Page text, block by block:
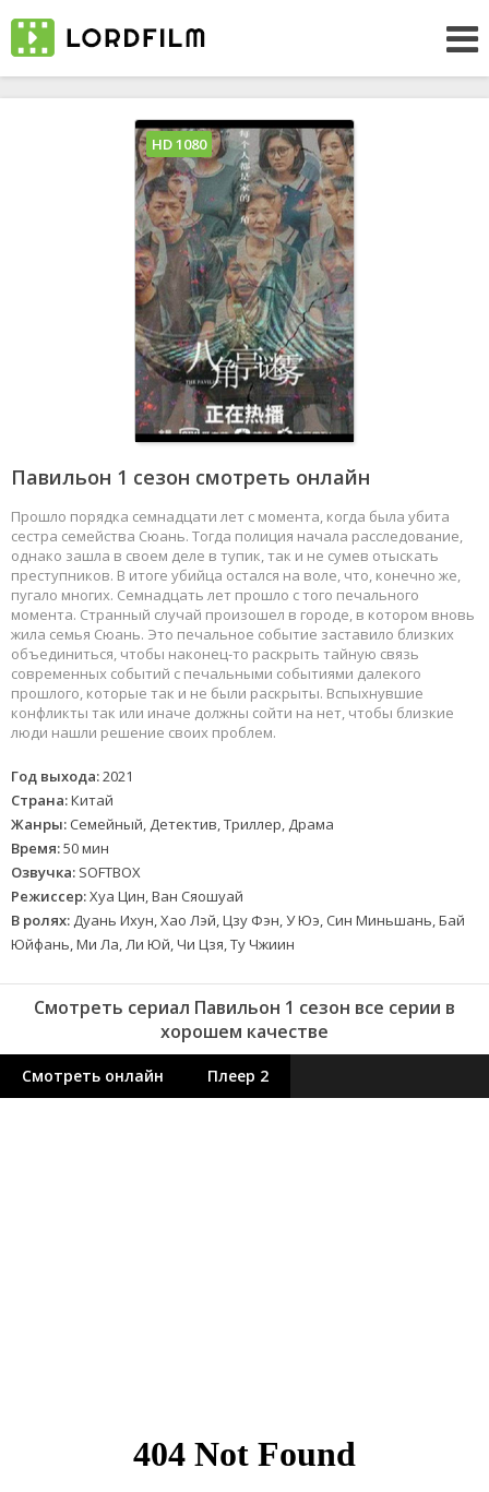
Павильон 1 сезон смотреть онлайн
Прошло порядка семнадцати лет с момента, когда была убита
сестра семейства Сюань. Тогда полиция начала расследование,
однако зашла в своем деле в тупик, так и не сумев отыскать
преступников. В итоге убийца остался на воле, что, конечно же,
пугало многих. Семнадцать лет прошло с того печального
момента. Странный случай произошел в городе, в котором вновь
жила семья Сюань. Это печальное событие заставило близких
объединиться, чтобы наконец-то раскрыть тайную связь
современных событий с печальными событиями далекого
прошлого, которые так и не были раскрыты. Вспыхнувшие
конфликты так или иначе должны сойти на нет, чтобы близкие
люди нашли решение своих проблем.
Год выхода:2021
Страна:Китай
Жанры: Семейный, Детектив, Триллер, Драма
Время:50 мин
Озвучка: SOFTBOX
Режиссер:Хуа Цин, Ван Сяошуай
В ролях: Дуань Ихун, Хао Лэй, Цзу Фэн, У Юэ, Син Миньшань, Бай
Юйфань, Ми Ла, Ли Юй, Чи Цзя, Ту Чжиин
HD 1080
Смотреть сериал Павильон 1 сезон все серии в
хорошем качестве
Смотреть онлайн Плеер 2